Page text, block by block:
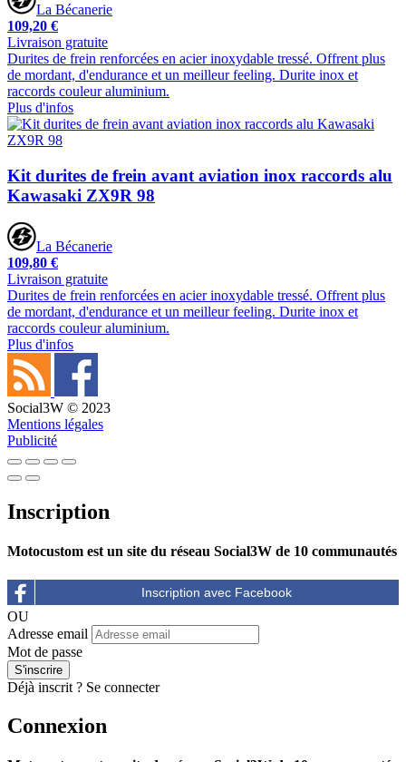
La Bécanerie
109,20 €
Livraison gratuite
Durites de frein renforcées en acier inoxydable tressé. Offrent plus
de mordant, d'endurance et un meilleur feeling. Durite inox et
raccords couleur aluminium.
Plus d'infos
Kit durites de frein avant aviation inox raccords alu
Kawasaki ZX9R 98
La Bécanerie
109,80 €
Livraison gratuite
Durites de frein renforcées en acier inoxydable tressé. Offrent plus
de mordant, d'endurance et un meilleur feeling. Durite inox et
raccords couleur aluminium.
Plus d'infos
Social3W © 2023
Mentions légales
Publicité
Inscription
Motocustom est un site du réseau Social3W de 10 communautés
OU
Adresse email
Mot de passe
Déjà inscrit ? Se connecter
Connexion